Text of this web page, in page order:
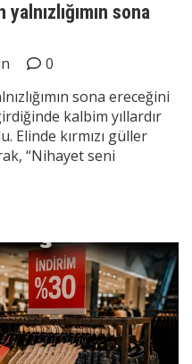
sona
0
sona ereceğini
kalbim yıllardır
Elinde kırmızı güller
“Nihayet seni